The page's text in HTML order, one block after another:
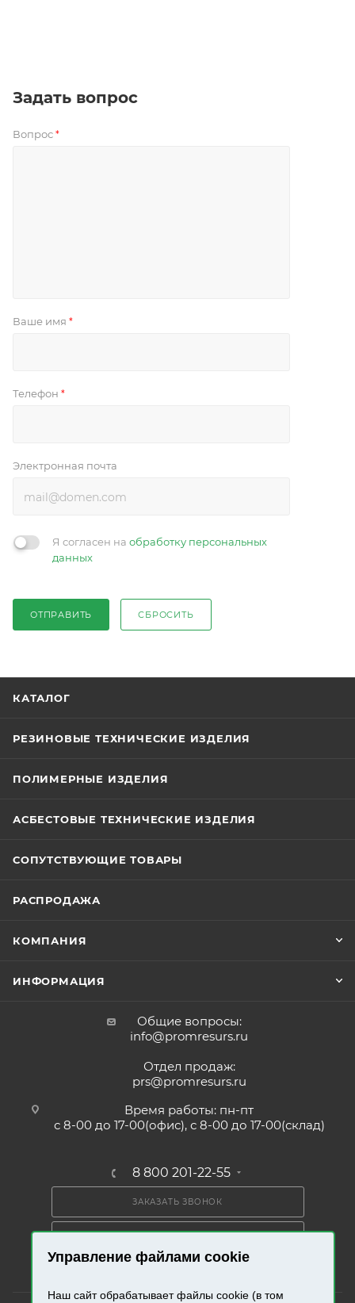
Управление файлами cookie
Наш сайт обрабатывает файлы cookie (в том
Задать вопрос
Вопрос *
Ваше имя *
Телефон *
Электронная почта
Я согласен на обработку персональных
данных
ОТПРАВИТЬ СБРОСИТЬ
КАТАЛОГ
РЕЗИНОВЫЕ ТЕХНИЧЕСКИЕ ИЗДЕЛИЯ
ПОЛИМЕРНЫЕ ИЗДЕЛИЯ
АСБЕСТОВЫЕ ТЕХНИЧЕСКИЕ ИЗДЕЛИЯ
СОПУТСТВУЮЩИЕ ТОВАРЫ
РАСПРОДАЖА
КОМПАНИЯ
ИНФОРМАЦИЯ
Общие вопросы:
info@promresurs.ru
Отдел продаж:
prs@promresurs.ru
Время работы: пн-пт
с 8-00 до 17-00(офис), с 8-00 до 17-00(склад)
8 800 201-22-55
ЗАКАЗАТЬ ЗВОНОК